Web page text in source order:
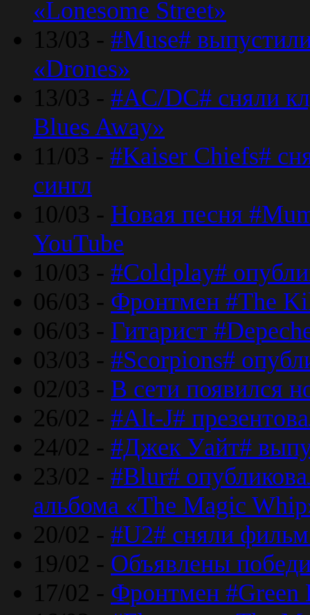
«Lonesome Street»
13/03 - #Muse#
«Drones»
13/03 - #AC/DC# сняли
Blues Away»
11/03 - #Kaiser Chiefs#
сингл
10/03 - Новая песня
YouTube
10/03 - #Coldplay#
06/03 - Фронтмен #The
06/03 - Гитарист
03/03 - #Scorpions#
02/03 - В сети появился
26/02 - #Alt-J#
24/02 - #Джек Уайт#
23/02 - #Blur#
альбома «The Magic
20/02 - #U2# сняли
19/02 - Объявлены
17/02 - Фронтмен #Green